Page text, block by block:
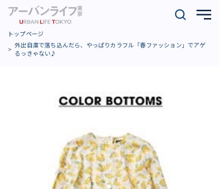
トップページ
外出自粛で落ち込んだら、やっぱりカラフル「春ファッション」でアゲ
るっきゃない♪